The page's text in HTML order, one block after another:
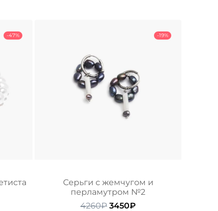
-47% -19%
Серьги с жемчугом и
перламутром №2
4260₽ Первоначальная
3450₽Текущая